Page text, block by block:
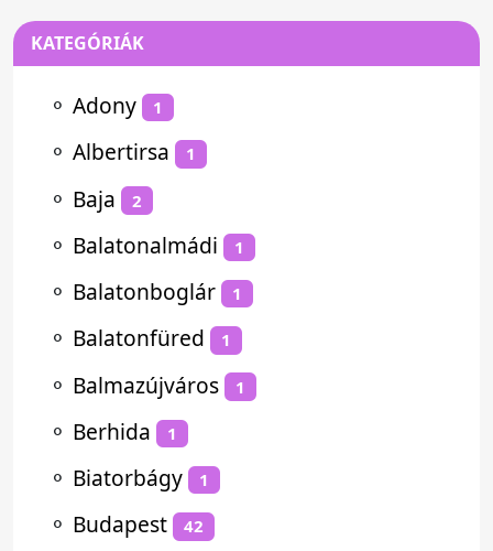
KATEGÓRIÁK
⚬ Adony 1
⚬ Albertirsa 1
⚬ Baja 2
⚬ Balatonalmádi 1
⚬ Balatonboglár 1
⚬ Balatonfüred 1
⚬ Balmazújváros 1
⚬ Berhida 1
⚬ Biatorbágy 1
⚬ Budapest 42